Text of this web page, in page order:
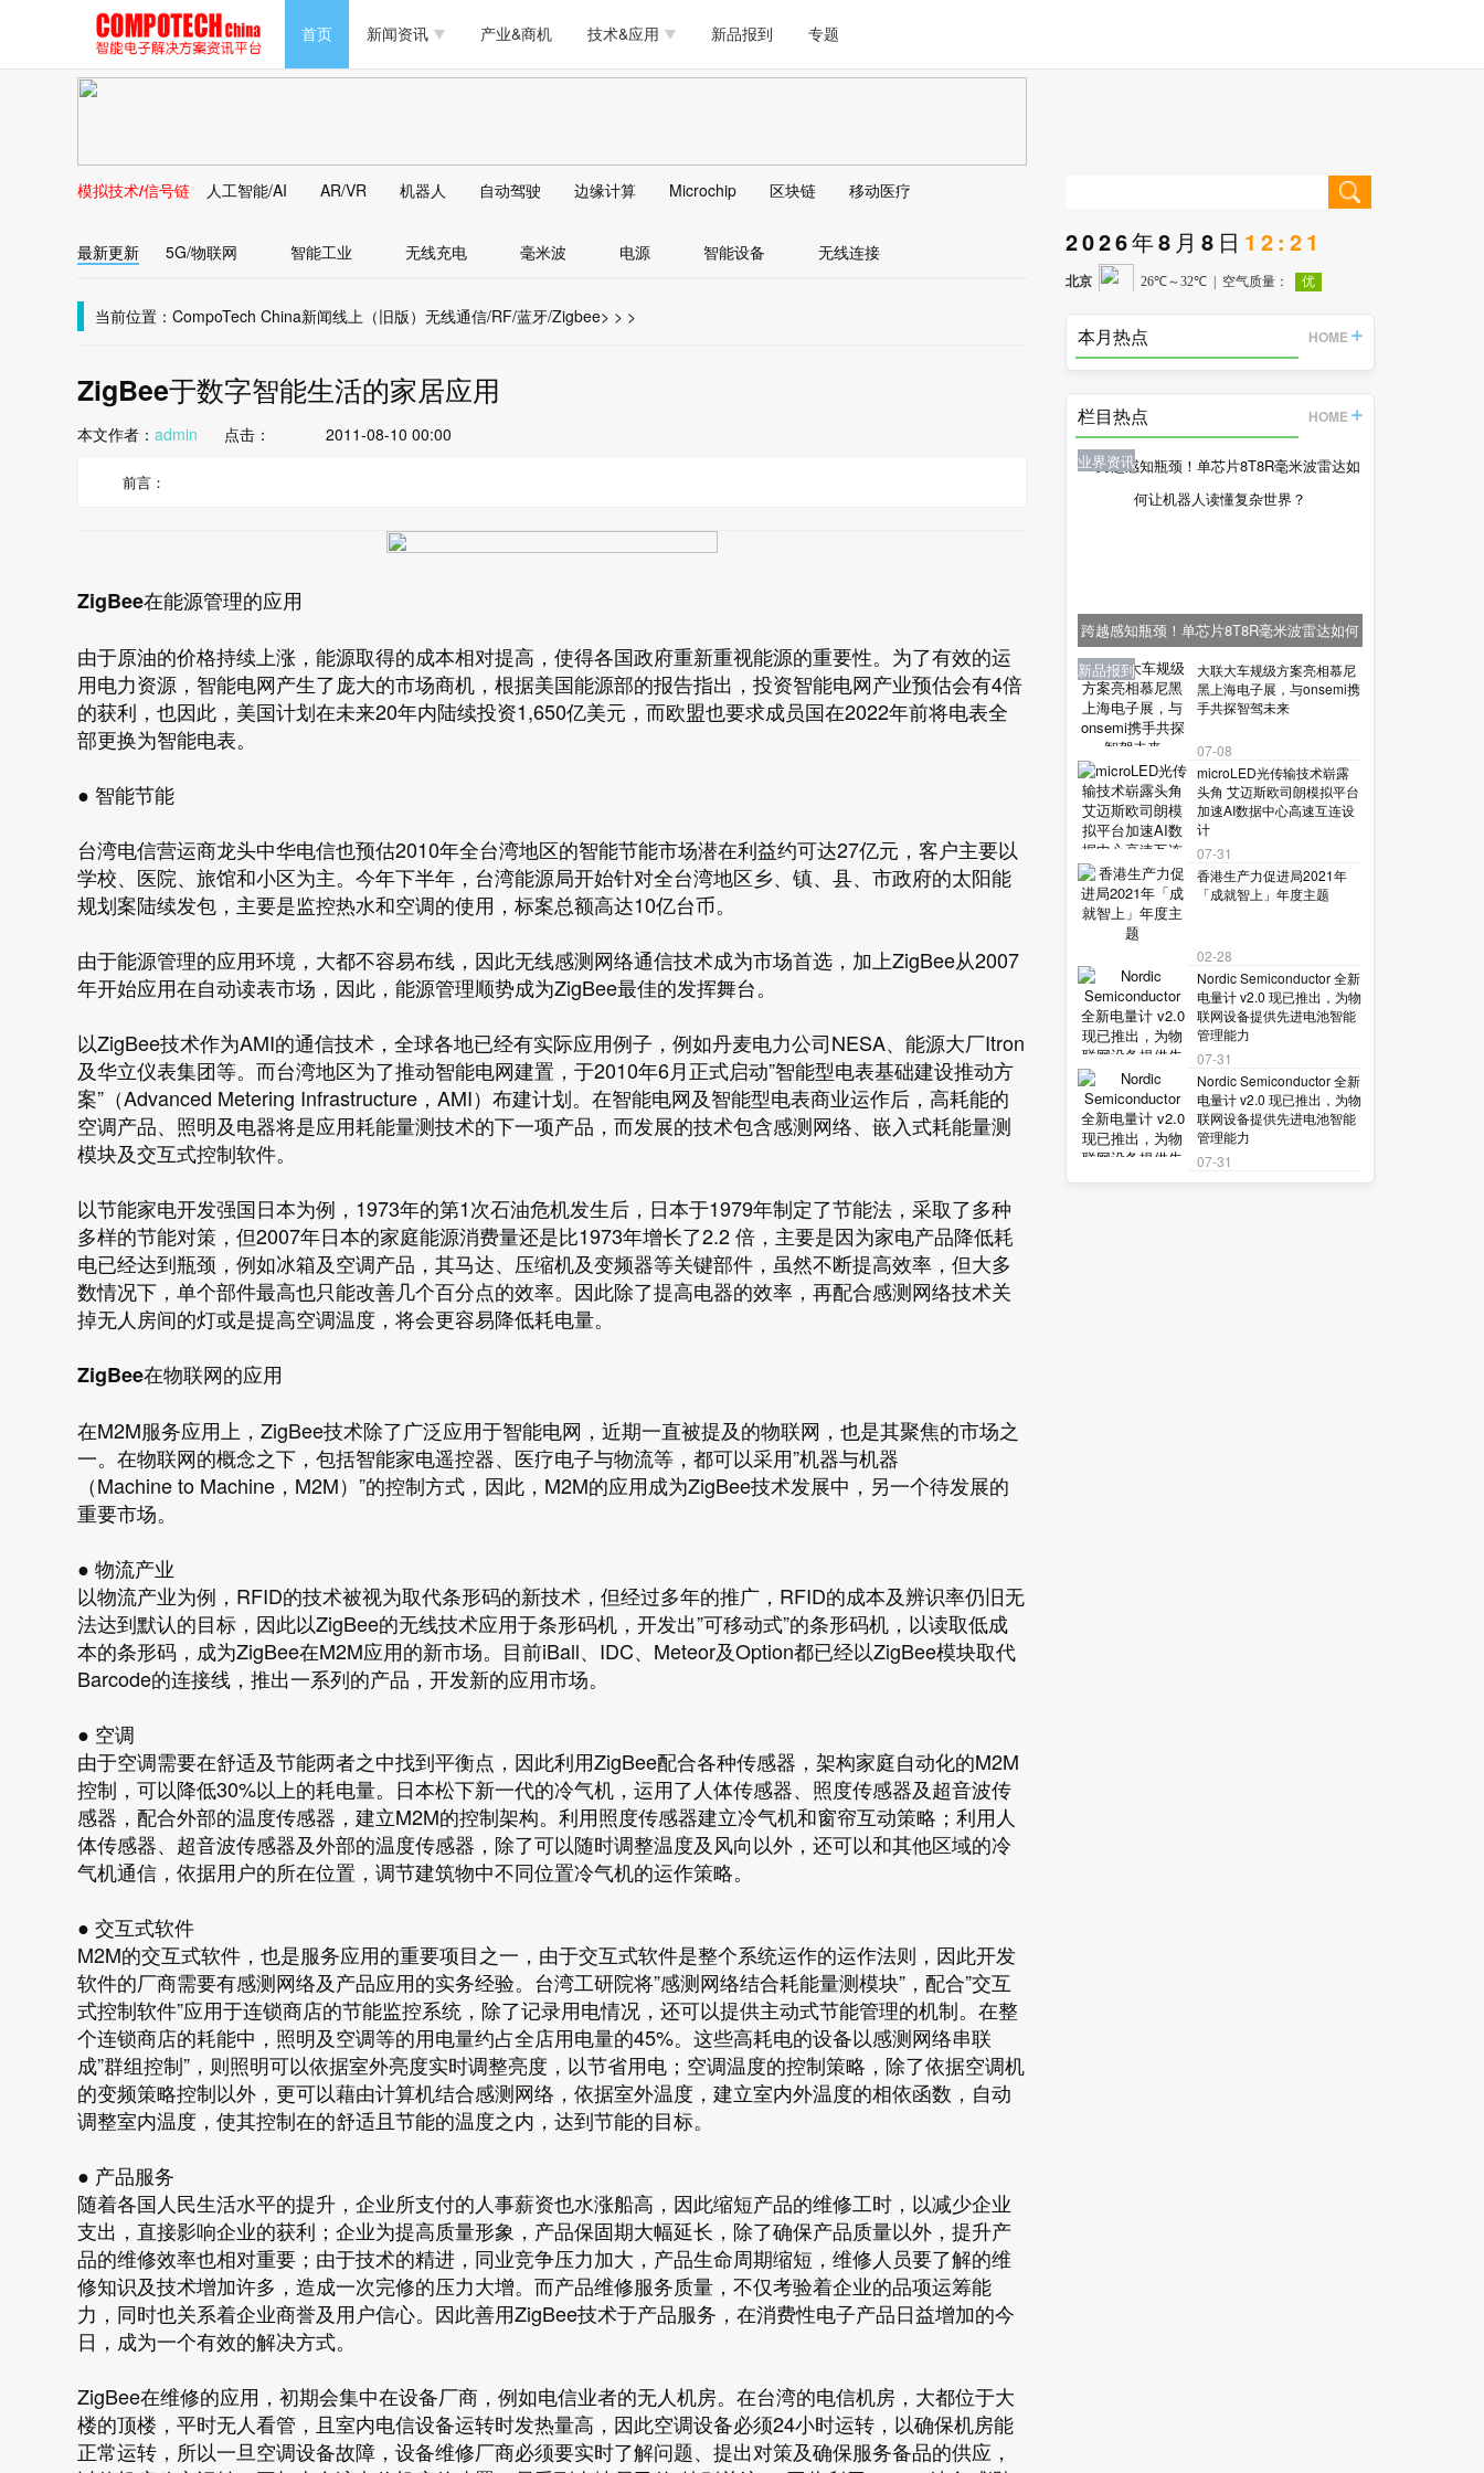
首页 新闻资讯
新能源 人工智能 安防监控
马达电机技术 物联网 模拟技术/信号链
大数据/云 边缘计算
产业&商机 技术&应用
安全 可穿戴
AI/人工智能
AR/VR/图像/3D
新品报到 专题
PC/周边 软件/工具 医疗电子
马达电机技术 物联网 模拟技术/信号链
大数据/云 边缘计算
存储 无线连接 LED
DLP AI/人工智能 传感器技术
AR/VR/图像/3D 电源技术/信号链 接口
模拟技术/信号链 人工智能/AI AR/VR 机器人 自动驾驶 边缘计算 Microchip 区块链 移动医疗
最新更新 5G/物联网 智能工业 无线充电 毫米波 电源 智能设备 无线连接
当前位置： CompoTech China >
新闻线上（旧版） >
无线通信/RF/蓝牙/Zigbee >
ZigBee于数字智能生活的家居应用
本文作者： admin 点击： 2011-08-10 00:00
前言：
ZigBee在能源管理的应用
由于原油的价格持续上涨，能源取得的成本相对提高，使得各国政府重新重视能源的重要性。为了有效的运
用电力资源，智能电网产生了庞大的市场商机，根据美国能源部的报告指出，投资智能电网产业预估会有4倍
的获利，也因此，美国计划在未来20年内陆续投资1,650亿美元，而欧盟也要求成员国在2022年前将电表全
部更换为智能电表。
● 智能节能
台湾电信营运商龙头中华电信也预估2010年全台湾地区的智能节能市场潜在利益约可达27亿元，客户主要以
学校、医院、旅馆和小区为主。今年下半年，台湾能源局开始针对全台湾地区乡、镇、县、市政府的太阳能
规划案陆续发包，主要是监控热水和空调的使用，标案总额高达10亿台币。
由于能源管理的应用环境，大都不容易布线，因此无线感测网络通信技术成为市场首选，加上ZigBee从2007
年开始应用在自动读表市场，因此，能源管理顺势成为ZigBee最佳的发挥舞台。
以ZigBee技术作为AMI的通信技术，全球各地已经有实际应用例子，例如丹麦电力公司NESA、能源大厂Itron
及华立仪表集团等。而台湾地区为了推动智能电网建置，于2010年6月正式启动”智能型电表基础建设推动方
案”（Advanced Metering Infrastructure，AMI）布建计划。在智能电网及智能型电表商业运作后，高耗能的
空调产品、照明及电器将是应用耗能量测技术的下一项产品，而发展的技术包含感测网络、嵌入式耗能量测
模块及交互式控制软件。
以节能家电开发强国日本为例，1973年的第1次石油危机发生后，日本于1979年制定了节能法，采取了多种
多样的节能对策，但2007年日本的家庭能源消费量还是比1973年增长了2.2 倍，主要是因为家电产品降低耗
电已经达到瓶颈，例如冰箱及空调产品，其马达、压缩机及变频器等关键部件，虽然不断提高效率，但大多
数情况下，单个部件最高也只能改善几个百分点的效率。因此除了提高电器的效率，再配合感测网络技术关
掉无人房间的灯或是提高空调温度，将会更容易降低耗电量。
ZigBee在物联网的应用
在M2M服务应用上，ZigBee技术除了广泛应用于智能电网，近期一直被提及的物联网，也是其聚焦的市场之
一。在物联网的概念之下，包括智能家电遥控器、医疗电子与物流等，都可以采用”机器与机器
（Machine to Machine，M2M）”的控制方式，因此，M2M的应用成为ZigBee技术发展中，另一个待发展的
重要市场。
● 物流产业
以物流产业为例，RFID的技术被视为取代条形码的新技术，但经过多年的推广，RFID的成本及辨识率仍旧无
法达到默认的目标，因此以ZigBee的无线技术应用于条形码机，开发出”可移动式”的条形码机，以读取低成
本的条形码，成为ZigBee在M2M应用的新市场。目前iBall、IDC、Meteor及Option都已经以ZigBee模块取代
Barcode的连接线，推出一系列的产品，开发新的应用市场。
● 空调
由于空调需要在舒适及节能两者之中找到平衡点，因此利用ZigBee配合各种传感器，架构家庭自动化的M2M
控制，可以降低30%以上的耗电量。日本松下新一代的冷气机，运用了人体传感器、照度传感器及超音波传
感器，配合外部的温度传感器，建立M2M的控制架构。利用照度传感器建立冷气机和窗帘互动策略；利用人
体传感器、超音波传感器及外部的温度传感器，除了可以随时调整温度及风向以外，还可以和其他区域的冷
气机通信，依据用户的所在位置，调节建筑物中不同位置冷气机的运作策略。
● 交互式软件
M2M的交互式软件，也是服务应用的重要项目之一，由于交互式软件是整个系统运作的运作法则，因此开发
软件的厂商需要有感测网络及产品应用的实务经验。台湾工研院将”感测网络结合耗能量测模块”，配合”交互
式控制软件”应用于连锁商店的节能监控系统，除了记录用电情况，还可以提供主动式节能管理的机制。在整
个连锁商店的耗能中，照明及空调等的用电量约占全店用电量的45%。这些高耗电的设备以感测网络串联
成”群组控制”，则照明可以依据室外亮度实时调整亮度，以节省用电；空调温度的控制策略，除了依据空调机
的变频策略控制以外，更可以藉由计算机结合感测网络，依据室外温度，建立室内外温度的相依函数，自动
调整室内温度，使其控制在的舒适且节能的温度之内，达到节能的目标。
● 产品服务
随着各国人民生活水平的提升，企业所支付的人事薪资也水涨船高，因此缩短产品的维修工时，以减少企业
支出，直接影响企业的获利；企业为提高质量形象，产品保固期大幅延长，除了确保产品质量以外，提升产
品的维修效率也相对重要；由于技术的精进，同业竞争压力加大，产品生命周期缩短，维修人员要了解的维
修知识及技术增加许多，造成一次完修的压力大增。而产品维修服务质量，不仅考验着企业的品项运筹能
力，同时也关系着企业商誉及用户信心。因此善用ZigBee技术于产品服务，在消费性电子产品日益增加的今
日，成为一个有效的解决方式。
ZigBee在维修的应用，初期会集中在设备厂商，例如电信业者的无人机房。在台湾的电信机房，大都位于大
楼的顶楼，平时无人看管，且室内电信设备运转时发热量高，因此空调设备必须24小时运转，以确保机房能
正常运转，所以一旦空调设备故障，设备维修厂商必须要实时了解问题、提出对策及确保服务备品的供应，
2026年8月8日 12:21
本月热点 HOME
栏目热点 HOME
业界资讯
跨越感知瓶颈！单芯片8T8R毫米波雷达如何
让机器人读懂复杂世界？
业界资讯
大联大车规级方案亮相慕尼
黑上海电子展，与onsemi携
手共探智驾未来
07-08
业界资讯
microLED光传输技术崭露
头角 艾迈斯欧司朗模拟平台
加速AI数据中心高速互连设
计
07-31
业界资讯
香港生产力促进局2021年
「成就智上」年度主题
02-28
新品报到
Nordic Semiconductor 全新
电量计 v2.0 现已推出，为物
联网设备提供先进电池智能
管理能力
07-31
新品报到
Nordic Semiconductor 全新
电量计 v2.0 现已推出，为物
联网设备提供先进电池智能
管理能力
07-31